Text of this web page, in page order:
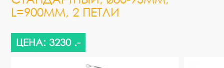
L=900ММ, 2 ПЕТЛИ
ЦЕНА: 3230 .-